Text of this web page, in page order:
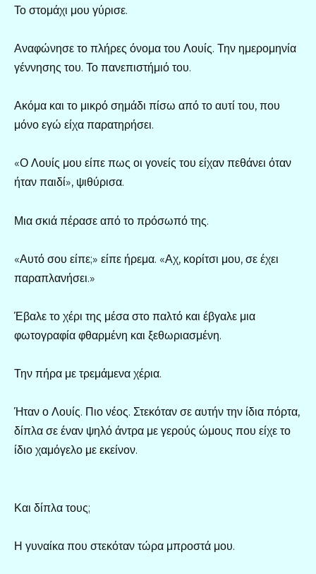
Το στομάχι μου γύρισε.
Αναφώνησε το πλήρες όνομα του Λουίς. Την ημερομηνία
γέννησης του. Το πανεπιστήμιό του.
Ακόμα και το μικρό σημάδι πίσω από το αυτί του, που
μόνο εγώ είχα παρατηρήσει.
«Ο Λουίς μου είπε πως οι γονείς του είχαν πεθάνει όταν
ήταν παιδί», ψιθύρισα.
Μια σκιά πέρασε από το πρόσωπό της.
«Αυτό σου είπε;» είπε ήρεμα. «Αχ, κορίτσι μου, σε έχει
παραπλανήσει.»
Έβαλε το χέρι της μέσα στο παλτό και έβγαλε μια
φωτογραφία φθαρμένη και ξεθωριασμένη.
Την πήρα με τρεμάμενα χέρια.
Ήταν ο Λουίς. Πιο νέος. Στεκόταν σε αυτήν την ίδια πόρτα,
δίπλα σε έναν ψηλό άντρα με γερούς ώμους που είχε το
ίδιο χαμόγελο με εκείνον.
Και δίπλα τους;
Η γυναίκα που στεκόταν τώρα μπροστά μου.